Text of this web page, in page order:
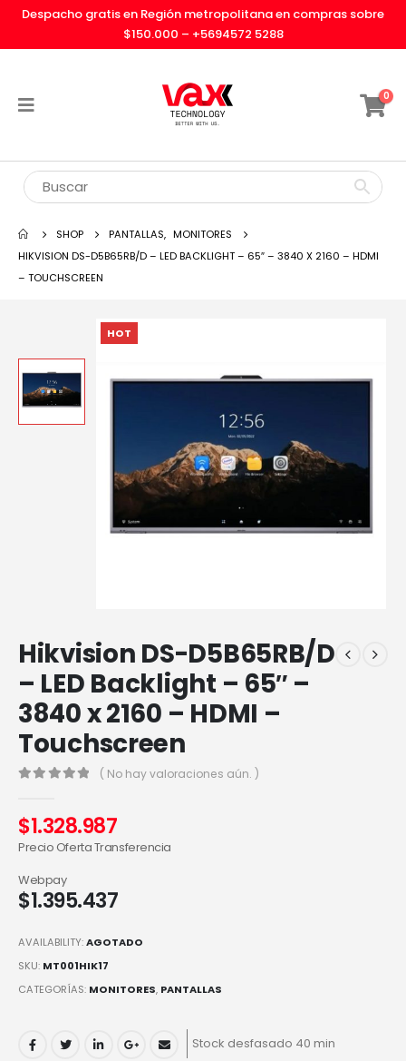
Despacho gratis en Región metropolitana en compras sobre
$150.000 – +5694572 5288
0
SHOP PANTALLAS, MONITORES
HIKVISION DS-D5B65RB/D – LED BACKLIGHT – 65″ – 3840 X 2160 – HDMI
– TOUCHSCREEN
HOT
Hikvision DS-D5B65RB/D
– LED Backlight – 65″ –
3840 x 2160 – HDMI –
Touchscreen
( No hay valoraciones aún. )
$1.328.987
Precio Oferta Transferencia
$1.395.437
Webpay
AVAILABILITY:AGOTADO
SKU: MT001HIK17
CATEGORÍAS: MONITORES, PANTALLAS
Stock desfasado 40 min